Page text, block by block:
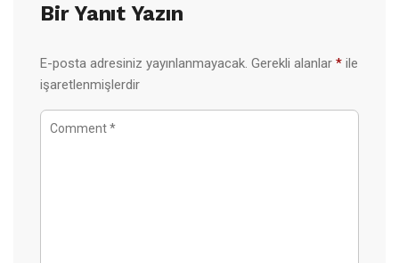
Bir Yanıt Yazın
E-posta adresiniz yayınlanmayacak. Gerekli alanlar * ile
işaretlenmişlerdir